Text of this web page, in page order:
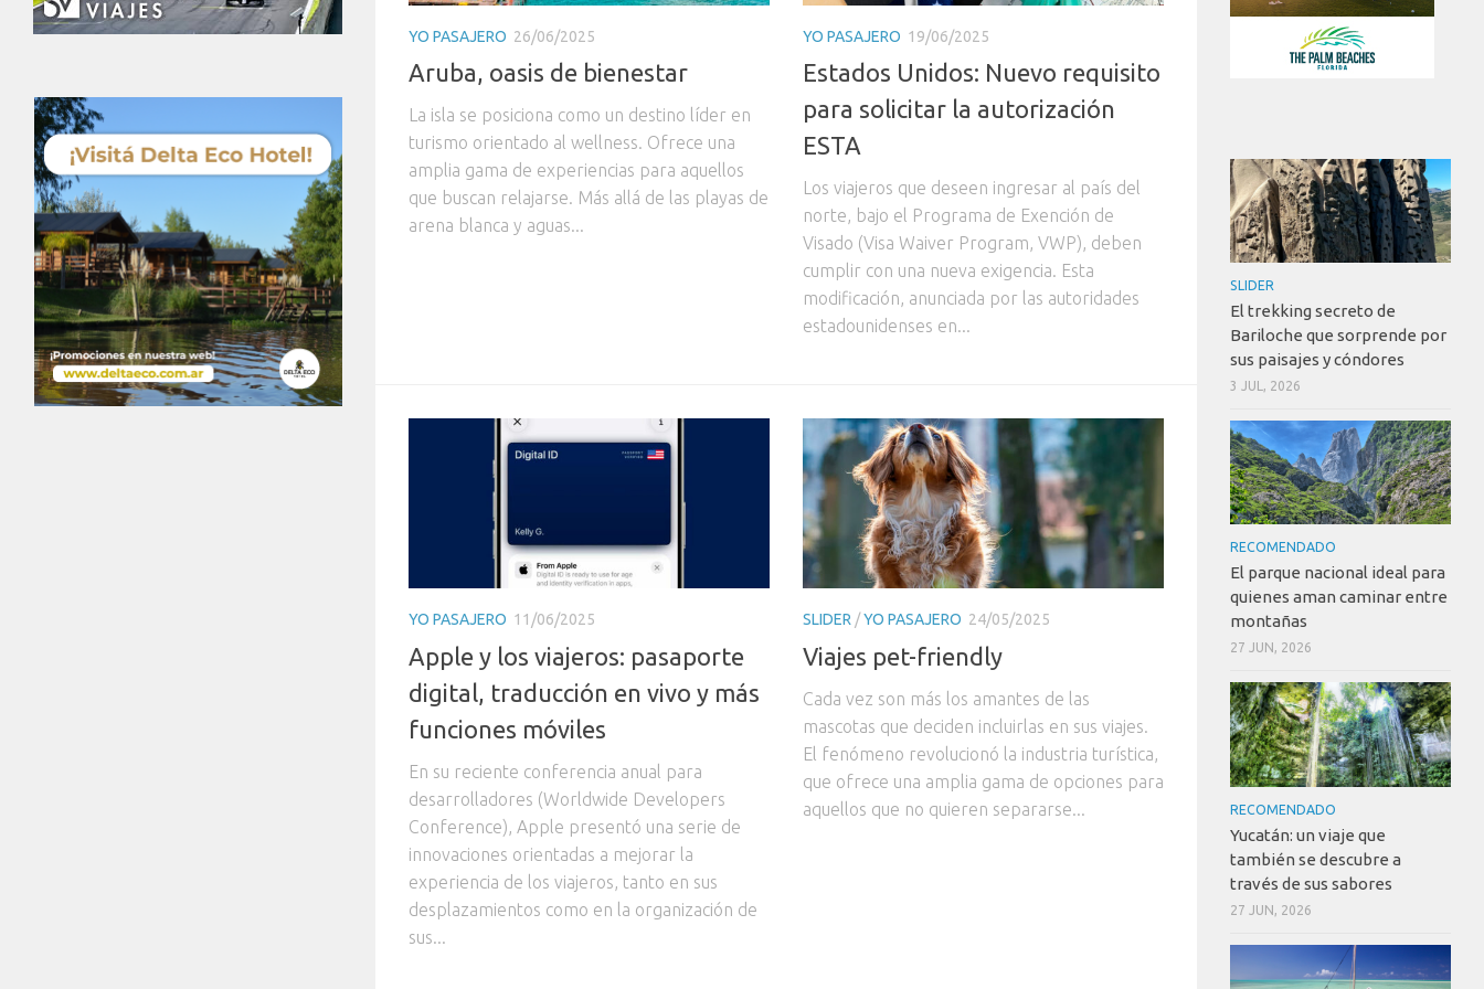
YO PASAJERO 26/06/2025
Aruba, oasis de bienestar
La isla se posiciona como un destino líder en
turismo orientado al wellness. Ofrece una
amplia gama de experiencias para aquellos
que buscan relajarse. Más allá de las playas de
arena blanca y aguas...
YO PASAJERO 19/06/2025
Estados Unidos: Nuevo requisito
para solicitar la autorización
ESTA
Los viajeros que deseen ingresar al país del
norte, bajo el Programa de Exención de
Visado (Visa Waiver Program, VWP), deben
cumplir con una nueva exigencia. Esta
modificación, anunciada por las autoridades
estadounidenses en...
YO PASAJERO 11/06/2025
Apple y los viajeros: pasaporte
digital, traducción en vivo y más
funciones móviles
En su reciente conferencia anual para
desarrolladores (Worldwide Developers
Conference), Apple presentó una serie de
innovaciones orientadas a mejorar la
experiencia de los viajeros, tanto en sus
desplazamientos como en la organización de
sus...
SLIDER /YO PASAJERO 24/05/2025
Viajes pet-friendly
Cada vez son más los amantes de las
mascotas que deciden incluirlas en sus viajes.
El fenómeno revolucionó la industria turística,
que ofrece una amplia gama de opciones para
aquellos que no quieren separarse...
SLIDER
El trekking secreto de
Bariloche que sorprende por
sus paisajes y cóndores
3 JUL, 2026
RECOMENDADO
El parque nacional ideal para
quienes aman caminar entre
montañas
27 JUN, 2026
RECOMENDADO
Yucatán: un viaje que
también se descubre a
través de sus sabores
27 JUN, 2026